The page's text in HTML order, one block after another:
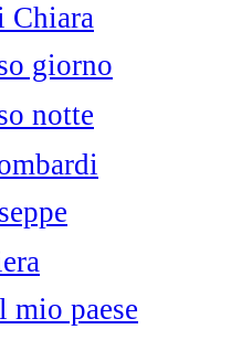
Chiara
giorno
notte
mio paese